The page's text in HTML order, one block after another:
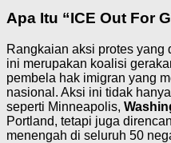
Apa Itu “ICE Out For
Rangkaian aksi protes yang
ini merupakan koalisi
pembela hak imigran yang
nasional. Aksi ini tidak
seperti Minneapolis,
Portland, tetapi juga
menengah di seluruh 50